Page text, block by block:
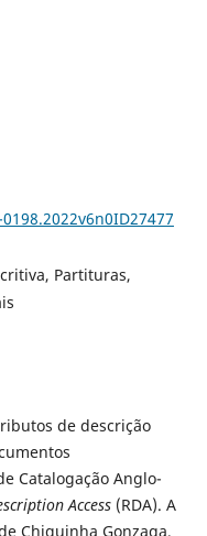
Partituras,
de descrição
Catalogação Anglo-
Access(RDA). A
Chiquinha Gonzaga,